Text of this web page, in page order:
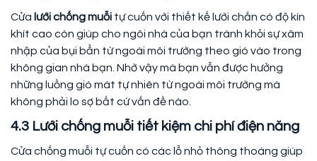
Cửa lưới chống muỗi tự cuốn với thiết kế lưới chắn có độ kín
khít cao còn giúp cho ngôi nhà của bạn tránh khỏi sự xâm
nhập của bụi bẩn từ ngoài môi trường theo gió vào trong
không gian nhà bạn. Nhờ vậy mà bạn vẫn được hưởng
những luồng gió mát tự nhiên từ ngoài môi trường mà
không phải lo sợ bất cứ vấn đề nào.
4.3 Lưới chống muỗi tiết kiệm chi phí điện năng
Cửa chống muỗi tự cuốn có các lỗ nhỏ thông thoáng giúp